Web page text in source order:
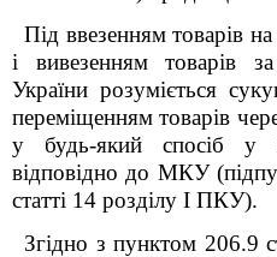
Під ввезенням товарів
і вивезенням товарів
України розуміється
переміщенням товарів
у будь-який спосіб у
відповідно до МКУ
статті 14 розділу І ПКУ).
Згідно з пунктом 206.9